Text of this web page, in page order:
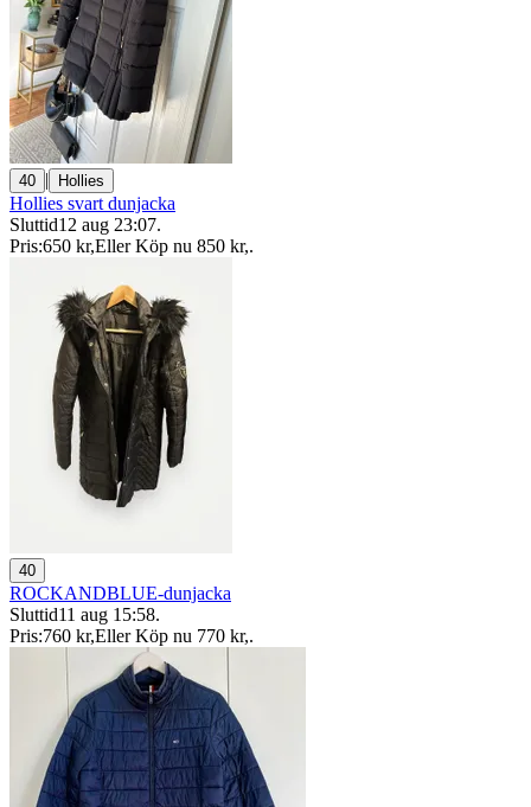
40 | Hollies
Hollies svart dunjacka
Sluttid12 aug 23:07.
Pris:650 kr,Eller Köp nu 850 kr,.
40
ROCKANDBLUE-dunjacka
Sluttid11 aug 15:58.
Pris:760 kr,Eller Köp nu 770 kr,.